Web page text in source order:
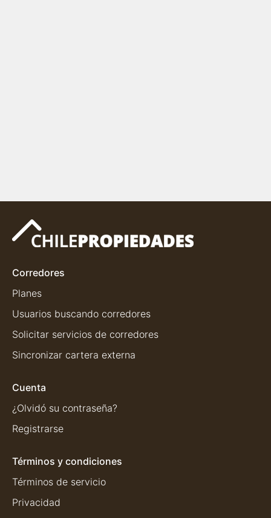
Corredores
Planes
Usuarios buscando corredores
Solicitar servicios de corredores
Sincronizar cartera externa
Cuenta
¿Olvidó su contraseña?
Registrarse
Términos y condiciones
Términos de servicio
Privacidad